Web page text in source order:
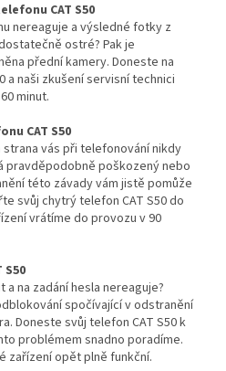
CAT S50
nereaguje a výsledné fotky z
ostré? Pak je
přední kamery. Doneste na
a naši zkušení servisní technici
minut.
CAT S50
vás při telefonování nikdy
pravděpodobně poškozený nebo
této závady vám jistě pomůže
svůj chytrý telefon CAT S50 do
vrátíme do provozu v 90
na zadání hesla nereaguje?
spočívající v odstranění
Doneste svůj telefon CAT S50 k
problémem snadno poradíme.
zařízení opět plně funkční.